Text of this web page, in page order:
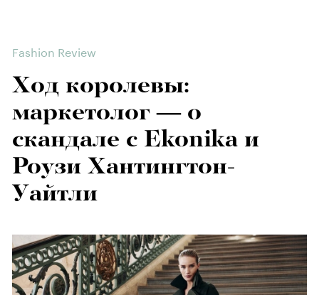
Fashion Review
Ход королевы:
маркетолог — о
скандале с Ekonika и
Роузи Хантингтон-
Уайтли